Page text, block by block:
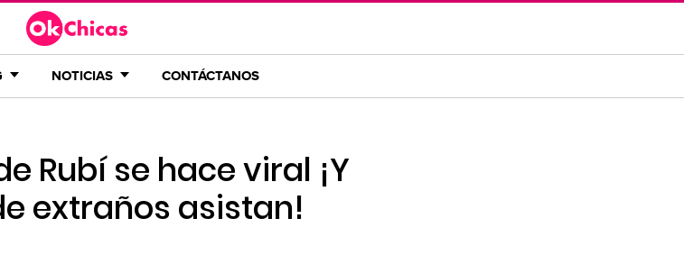
NOTICIAS CONTÁCTANOS
Rubí se hace viral ¡Y
extraños asistan!